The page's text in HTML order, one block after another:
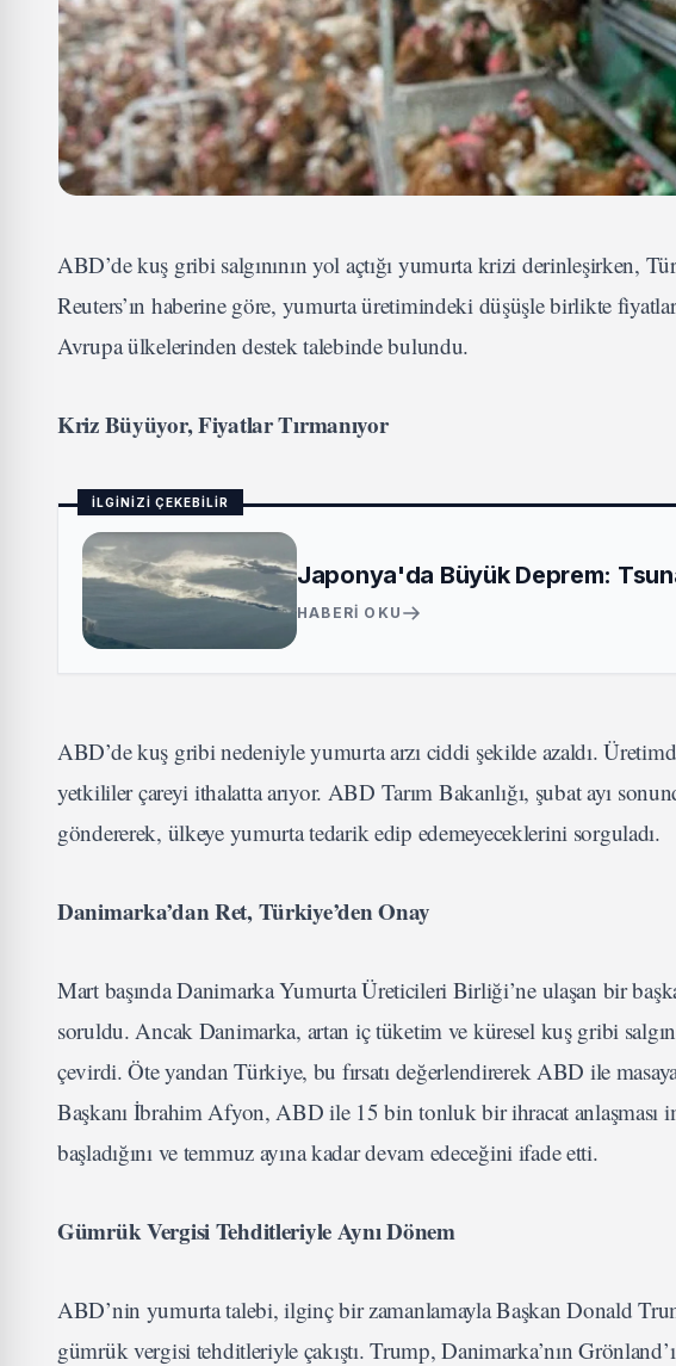
ABD’de kuş gribi salgınının yol açtığı yumurta krizi derinleşirken,
Reuters’ın haberine göre, yumurta üretimindeki düşüşle birlikte
Avrupa ülkelerinden destek talebinde bulundu.
Kriz Büyüyor, Fiyatlar Tırmanıyor
İLGİNİZİ ÇEKEBİLİR
Japonya'da Büyük Deprem:
HABERI OKU
ABD’de kuş gribi nedeniyle yumurta arzı ciddi şekilde azaldı.
yetkililer çareyi ithalatta arıyor. ABD Tarım Bakanlığı, şubat ayı
göndererek, ülkeye yumurta tedarik edip edemeyeceklerini sorguladı.
Danimarka’dan Ret, Türkiye’den Onay
Mart başında Danimarka Yumurta Üreticileri Birliği’ne ulaşan bir
soruldu. Ancak Danimarka, artan iç tüketim ve küresel kuş gribi
çevirdi. Öte yandan Türkiye, bu fırsatı değerlendirerek ABD ile
Başkanı İbrahim Afyon, ABD ile 15 bin tonluk bir ihracat anlaşması
başladığını ve temmuz ayına kadar devam edeceğini ifade etti.
Gümrük Vergisi Tehditleriyle Aynı Dönem
ABD’nin yumurta talebi, ilginç bir zamanlamayla Başkan Donald
gümrük vergisi tehditleriyle çakıştı. Trump, Danimarka’nın